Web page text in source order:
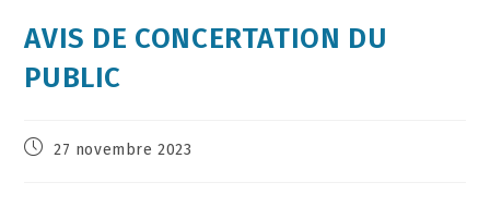
AVIS DE CONCERTATION DU
PUBLIC
27 novembre 2023